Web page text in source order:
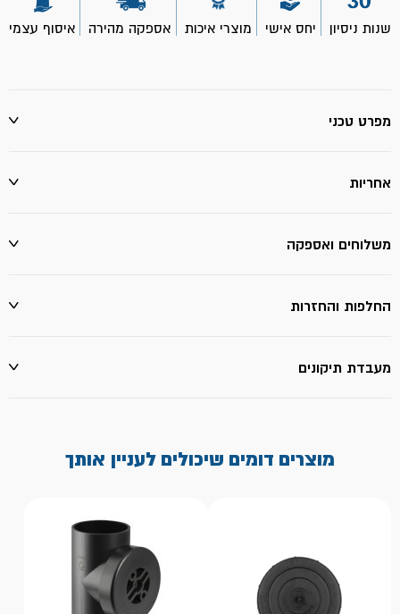
שנות ניסיון יחס אישי מוצרי איכות אספקה מהירה איסוף עצמי
מפרט טכני
אחריות
משלוחים ואספקה
החלפות והחזרות
מעבדת תיקונים
מוצרים דומים שיכולים לעניין אותך